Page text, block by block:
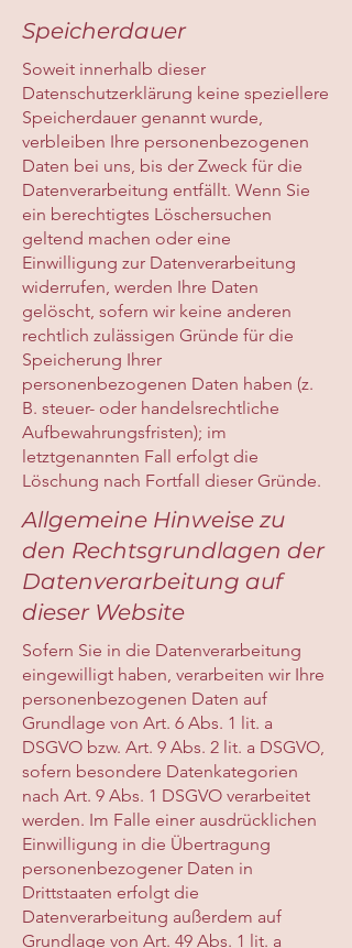
Speicherdauer
Soweit innerhalb dieser
Datenschutzerklärung keine speziellere
Speicherdauer genannt wurde,
verbleiben Ihre personenbezogenen
Daten bei uns, bis der Zweck für die
Datenverarbeitung entfällt. Wenn Sie
ein berechtigtes Löschersuchen
geltend machen oder eine
Einwilligung zur Datenverarbeitung
widerrufen, werden Ihre Daten
gelöscht, sofern wir keine anderen
rechtlich zulässigen Gründe für die
Speicherung Ihrer
personenbezogenen Daten haben (z.
B. steuer- oder handelsrechtliche
Aufbewahrungsfristen); im
letztgenannten Fall erfolgt die
Löschung nach Fortfall dieser Gründe.
Allgemeine Hinweise zu
den Rechtsgrundlagen der
Datenverarbeitung auf
dieser Website
Sofern Sie in die Datenverarbeitung
eingewilligt haben, verarbeiten wir Ihre
personenbezogenen Daten auf
Grundlage von Art. 6 Abs. 1 lit. a
DSGVO bzw. Art. 9 Abs. 2 lit. a DSGVO,
sofern besondere Datenkategorien
nach Art. 9 Abs. 1 DSGVO verarbeitet
werden. Im Falle einer ausdrücklichen
Einwilligung in die Übertragung
personenbezogener Daten in
Drittstaaten erfolgt die
Datenverarbeitung außerdem auf
Grundlage von Art. 49 Abs. 1 lit. a